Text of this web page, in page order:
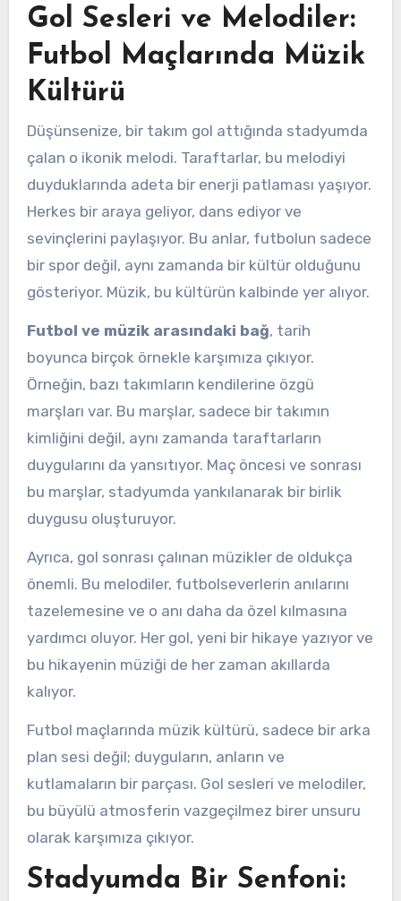
Gol Sesleri ve Melodiler:
Futbol Maçlarında Müzik
Kültürü
Düşünsenize, bir takım gol attığında stadyumda
çalan o ikonik melodi. Taraftarlar, bu melodiyi
duyduklarında adeta bir enerji patlaması yaşıyor.
Herkes bir araya geliyor, dans ediyor ve
sevinçlerini paylaşıyor. Bu anlar, futbolun sadece
bir spor değil, aynı zamanda bir kültür olduğunu
gösteriyor. Müzik, bu kültürün kalbinde yer alıyor.
Futbol ve müzik arasındaki bağ, tarih
boyunca birçok örnekle karşımıza çıkıyor.
Örneğin, bazı takımların kendilerine özgü
marşları var. Bu marşlar, sadece bir takımın
kimliğini değil, aynı zamanda taraftarların
duygularını da yansıtıyor. Maç öncesi ve sonrası
bu marşlar, stadyumda yankılanarak bir birlik
duygusu oluşturuyor.
Ayrıca, gol sonrası çalınan müzikler de oldukça
önemli. Bu melodiler, futbolseverlerin anılarını
tazelemesine ve o anı daha da özel kılmasına
yardımcı oluyor. Her gol, yeni bir hikaye yazıyor ve
bu hikayenin müziği de her zaman akıllarda
kalıyor.
Futbol maçlarında müzik kültürü, sadece bir arka
plan sesi değil; duyguların, anların ve
kutlamaların bir parçası. Gol sesleri ve melodiler,
bu büyülü atmosferin vazgeçilmez birer unsuru
olarak karşımıza çıkıyor.
Stadyumda Bir Senfoni: